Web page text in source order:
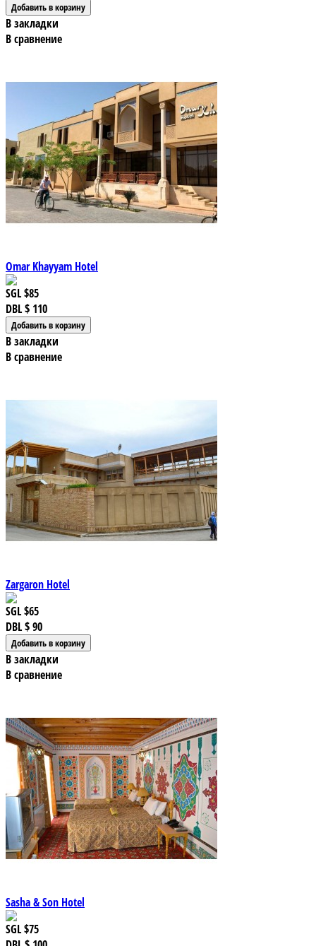
В закладки
В сравнение
Omar Khayyam Hotel
SGL$85
DBL$ 110
В закладки
В сравнение
Zargaron Hotel
SGL$65
DBL$ 90
В закладки
В сравнение
Sasha & Son Hotel
SGL$75